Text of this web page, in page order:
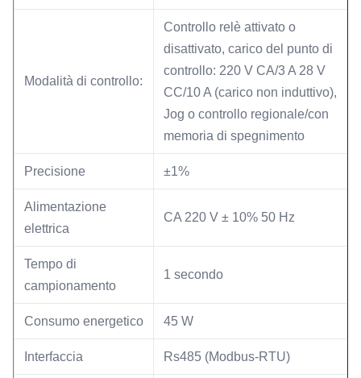
Modalità di controllo:
Controllo relè attivato o
disattivato, carico del punto di
controllo: 220 V CA/3 A 28 V
CC/10 A (carico non induttivo),
Jog o controllo regionale/con
memoria di spegnimento
Precisione ±1%
Alimentazione
elettrica
CA 220 V ± 10% 50 Hz
Tempo di
campionamento
1 secondo
Consumo energetico 45 W
Interfaccia Rs485 (Modbus-RTU)